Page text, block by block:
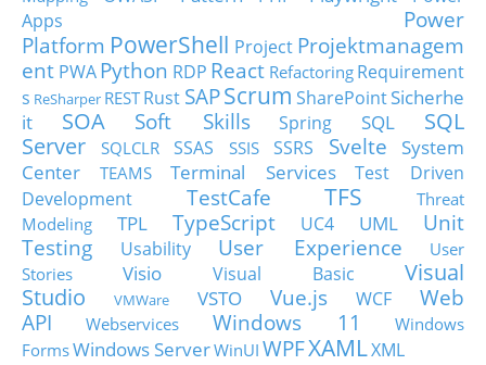
Apps
Power
Platform PowerShell Project Projektmanagem
ent PWA Python RDP React Refactoring Requirement
s ReSharper RESTRust SAPScrum SharePointSicherhe
it
SOA Soft Skills Spring SQL
SQL
Server
SQLCLR SSAS SSIS SSRS Svelte
System
Center
TEAMS Terminal Services
Test Driven
Development
TestCafe TFS
Threat
Modeling
TPL TypeScript UC4 UML
Unit
Testing
Usability User Experience
User
Stories
Visio Visual Basic
Visual
Studio
VMWare VSTO Vue.js WCF
Web
API
Webservices Windows 11
Windows
FormsWindows ServerWinUI WPFXAMLXML